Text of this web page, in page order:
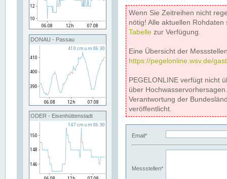
DONAU - Passau
ODER - Eisenhüttenstadt
Wenn Sie Zeitreihen nicht
nötig! Alle aktuellen
Tabelle zur Verfügung.
Eine Übersicht der
https://pegelonline.wsv.de/
PEGELONLINE verfügt nicht
über
Verantwortung der
veröffentlicht.
Email*
Messstellen*